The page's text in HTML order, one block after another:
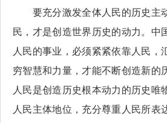
要充分激发全体人民的历史主
民，才是创造世界历史的动力。中
人民的事业，必须紧紧依靠人民，
穷智慧和力量，才能不断创造新的
人民是创造历史根本动力的历史唯
人民主体地位，充分尊重人民所表